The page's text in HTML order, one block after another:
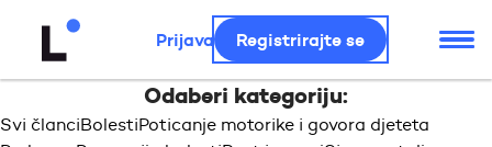
Prijava Registrirajte se
Odaberi kategoriju:
Svi članciBolestiPoticanje motorike i govora djeteta